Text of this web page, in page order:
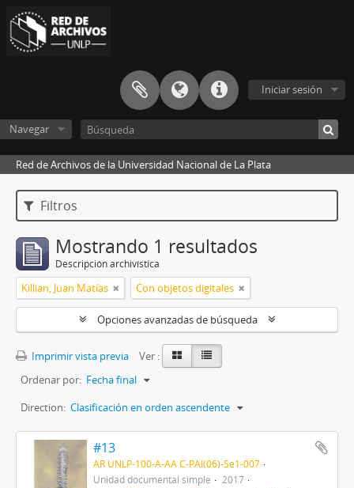
Iniciar sesión
Navegar
Red de Archivos de la Universidad Nacional de La Plata
Filtros
Mostrando 1 resultados
Descripción archivística
Killian, Juan Matías Con objetos digitales
Opciones avanzadas de búsqueda
Imprimir vista previa
Ver :
Ordenar por: Fecha final
Direction: Clasificación en orden ascendente
#13
AR UNLP-100-A-AA C-PAI(06)-Se1-007
Unidad documental simple
2017